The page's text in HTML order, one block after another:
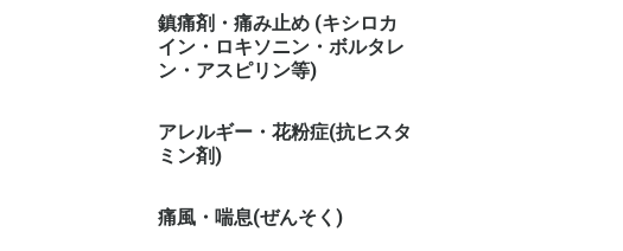
鎮痛剤・痛み止め (キシロカ
イン・ロキソニン・ボルタレ
ン・アスピリン等)
アレルギー・花粉症(抗ヒスタ
ミン剤)
痛風・喘息(ぜんそく)